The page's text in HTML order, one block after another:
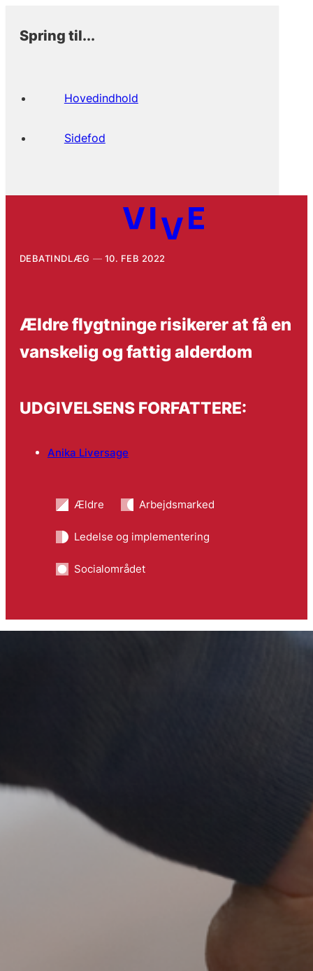
Spring til...
Hovedindhold
Sidefod
DEBATINDLÆG 10. FEB 2022
Ældre flygtninge risikerer at få en
vanskelig og fattig alderdom
UDGIVELSENS FORFATTERE:
Anika Liversage
Ældre Arbejdsmarked
Ledelse og implementering
Socialområdet